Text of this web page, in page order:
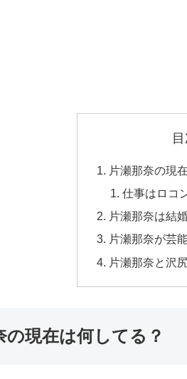
片瀬那奈の現
仕事はロコ
片瀬那奈は結
片瀬那奈が芸
片瀬那奈と沢
の現在は何してる？